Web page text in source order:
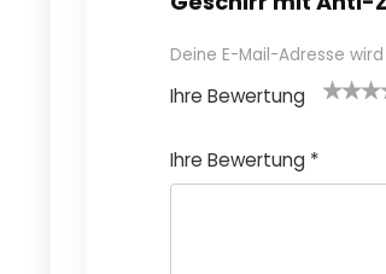
Deine E-Mail-Adresse
Ihre Bewertung
o
5 St
nen
en
Ihre Bewertung *